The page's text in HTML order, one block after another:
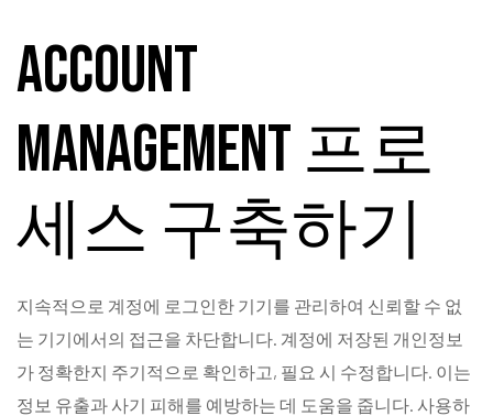
Account
management 프로
세스 구축하기
지속적으로 계정에 로그인한 기기를 관리하여 신뢰할 수 없
는 기기에서의 접근을 차단합니다. 계정에 저장된 개인정보
가 정확한지 주기적으로 확인하고, 필요 시 수정합니다. 이는
정보 유출과 사기 피해를 예방하는 데 도움을 줍니다. 사용하